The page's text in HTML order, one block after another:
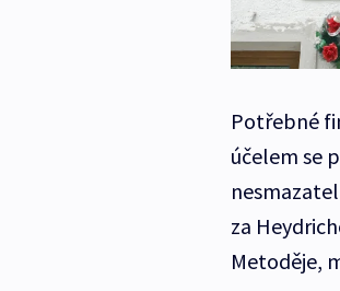
Potřebné
účelem se
za
Metoděje,